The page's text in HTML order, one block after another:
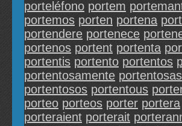
porteléfono portem
portemos porten portena
portendere portenece
portenos portent portenta
portentis portento portentos
portentosamente portentosas
portentosos portentous
porteo porteos porter portera
porteraient porterait